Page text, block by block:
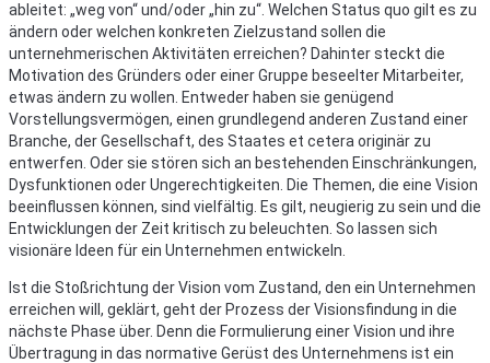
ableitet: „weg von“ und/oder „hin zu“. Welchen Status quo gilt es zu
ändern oder welchen konkreten Zielzustand sollen die
unternehmerischen Aktivitäten erreichen? Dahinter steckt die
Motivation des Gründers oder einer Gruppe beseelter Mitarbeiter,
etwas ändern zu wollen. Entweder haben sie genügend
Vorstellungsvermögen, einen grundlegend anderen Zustand einer
Branche, der Gesellschaft, des Staates et cetera originär zu
entwerfen. Oder sie stören sich an bestehenden Einschränkungen,
Dysfunktionen oder Ungerechtigkeiten. Die Themen, die eine Vision
beeinflussen können, sind vielfältig. Es gilt, neugierig zu sein und die
Entwicklungen der Zeit kritisch zu beleuchten. So lassen sich
visionäre Ideen für ein Unternehmen entwickeln.
Ist die Stoßrichtung der Vision vom Zustand, den ein Unternehmen
erreichen will, geklärt, geht der Prozess der Visionsfindung in die
nächste Phase über. Denn die Formulierung einer Vision und ihre
Übertragung in das normative Gerüst des Unternehmens ist ein